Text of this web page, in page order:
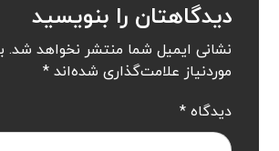
دیدگاهتان را بنویسید
نشانی ایمیل شما منتشر نخواهد شد.
موردنیاز علامت‌گذاری شده‌اند*
دیدگاه*